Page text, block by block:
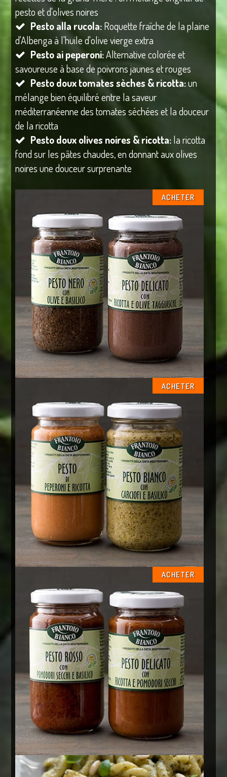
pesto et d'olives noires
Pesto alla rucola:Roquette fraîche de la plaine
d'Albenga à l'huile d'olive vierge extra
Pesto ai peperoni:Alternative colorée et
savoureuse à base de poivrons jaunes et rouges
Pesto doux tomates sèches & ricotta:un
mélange bien équilibré entre la saveur
méditerranéenne des tomates séchées et la douceur
de la ricotta
Pesto doux olives noires & ricotta:la ricotta
fond sur les pâtes chaudes, en donnant aux olives
noires une douceur surprenante
ACHETER
ACHETER
ACHETER